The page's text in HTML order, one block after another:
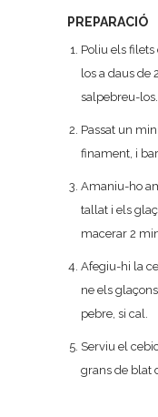
PREPARACIÓ
Poliu els
los a daus de
salpebreu-los.
Passat un
finament, i
Amaniu-ho
tallat i els
macerar 2
Afegiu-hi la
ne els
pebre, si cal.
Serviu el
grans de blat